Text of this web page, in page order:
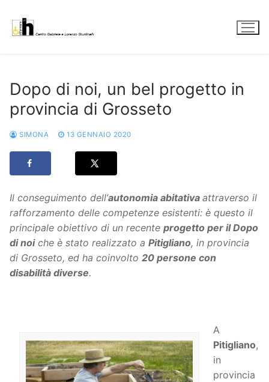
contenuto
Dopo di noi, un bel progetto in
provincia di Grosseto
SIMONA 13 GENNAIO 2020
Il conseguimento dell’autonomia abitativa attraverso il
rafforzamento delle competenze esistenti: è questo il
principale obiettivo di un recente progetto per il Dopo
di noiche è stato realizzato a Pitigliano, in provincia
di Grosseto, ed ha coinvolto 20 persone con
disabilità diverse.
A
Pitigliano,
in
provincia